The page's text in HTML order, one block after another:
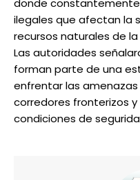
donde
ilegales que afectan la
recursos naturales de
Las autoridades
forman parte de una
enfrentar las
corredores fronterizos
condiciones de